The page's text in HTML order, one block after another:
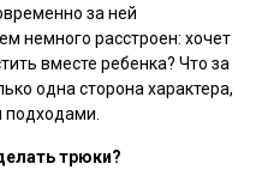
за ней
немного расстроен: хочет
вместе ребенка? Что за
одна сторона характера,
подходами.
трюки?